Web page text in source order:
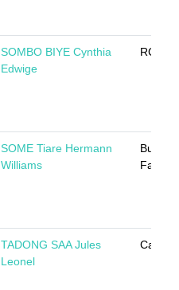
SOMBO BIYE Cynthia
Edwige
RCA
SOME Tiare Hermann
Williams
Burkina
Faso
TADONG SAA Jules
Leonel